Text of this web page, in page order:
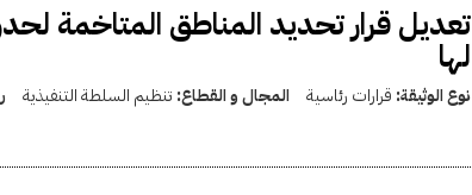
تعديل قرار تحديد المناطق المتاخمة
لها
نوع الوثيقة: قرارات رئاسية المجال و القطاع: تنظيم السلطة التنفيذية